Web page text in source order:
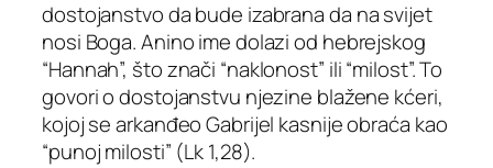
dostojanstvo da bude izabrana da na svijet
nosi Boga. Anino ime dolazi od hebrejskog
“Hannah”, što znači “naklonost” ili “milost”. To
govori o dostojanstvu njezine blažene kćeri,
kojoj se arkanđeo Gabrijel kasnije obraća kao
“punoj milosti” (Lk 1,28).